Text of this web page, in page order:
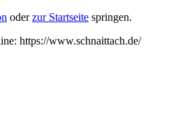
oderzur Startseite springen.
https://www.schnaittach.de/